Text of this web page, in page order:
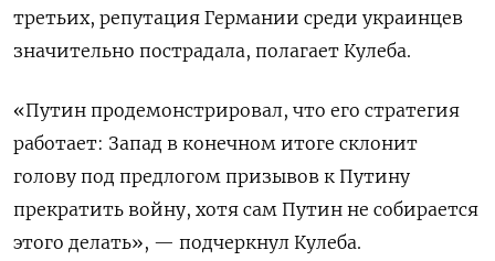
третьих, репутация Германии среди украинцев
значительно пострадала, полагает Кулеба.
«Путин продемонстрировал, что его стратегия
работает: Запад в конечном итоге склонит
голову под предлогом призывов к Путину
прекратить войну, хотя сам Путин не собирается
этого делать», — подчеркнул Кулеба.